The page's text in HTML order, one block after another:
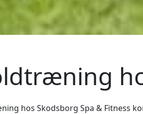
hos Skodsborg Spa & Fitness